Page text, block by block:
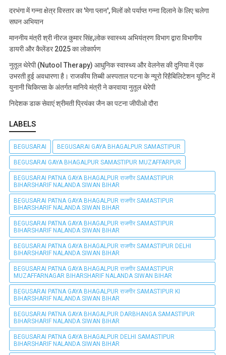
दरभंगा में गन्ना क्षेत्र विस्तार का 'मेगा प्लान', मिलों को पर्याप्त गन्ना दिलाने के लिए चलेगा
सघन अभियान
माननीय मंत्री श्री नीरज कुमार सिंह,लोक स्वास्थ्य अभियंत्रण विभाग द्वारा विभागीय
डायरी और कैलेंडर 2025 का लोकार्पण
नुतूल थेरेपी (Nutool Therapy) आधुनिक स्वास्थ्य और वेलनेस की दुनिया में एक
उभरती हुई अवधारणा है। राजकीय तिब्बी अस्पताल पटना के न्यूरो रिहैबिलिटेशन यूनिट में
युनानी चिकित्सा के अंतर्गत मानिये मंत्री ने करवाया नुतूल थेरेपी
निदेशक डाक सेवाएं श्रीमती प्रियंका जैन का पटना जीपीओ दौरा
LABELS
BEGUSARAI BEGUSARAI GAYA BHAGALPUR SAMASTIPUR
BEGUSARAI GAYA BHAGALPUR SAMASTIPUR MUZAFFARPUR
BEGUSARAI PATNA GAYA BHAGALPUR राजगीर SAMASTIPUR
BIHARSHARIF NALANDA SIWAN BIHAR
BEGUSARAI PATNA GAYA BHAGALPUR राजगीर SAMASTIPUR
BIHARSHARIF NALANDA SIWAN BIHAR
BEGUSARAI PATNA GAYA BHAGALPUR राजगीर SAMASTIPUR
BIHARSHARIF NALANDA SIWAN BIHAR
BEGUSARAI PATNA GAYA BHAGALPUR राजगीर SAMASTIPUR DELHI
BIHARSHARIF NALANDA SIWAN BIHAR
BEGUSARAI PATNA GAYA BHAGALPUR राजगीर SAMASTIPUR
MUZAFFARNAGAR BIHARSHARIF NALANDA SIWAN BIHAR
BEGUSARAI PATNA GAYA BHAGALPUR राजगीर SAMASTIPUR KI
BIHARSHARIF NALANDA SIWAN BIHAR
BEGUSARAI PATNA GAYA BHAGALPUR DARBHANGA SAMASTIPUR
BIHARSHARIF NALANDA SIWAN BIHAR
BEGUSARAI PATNA GAYA BHAGALPUR DELHI SAMASTIPUR
BIHARSHARIF NALANDA SIWAN BIHAR